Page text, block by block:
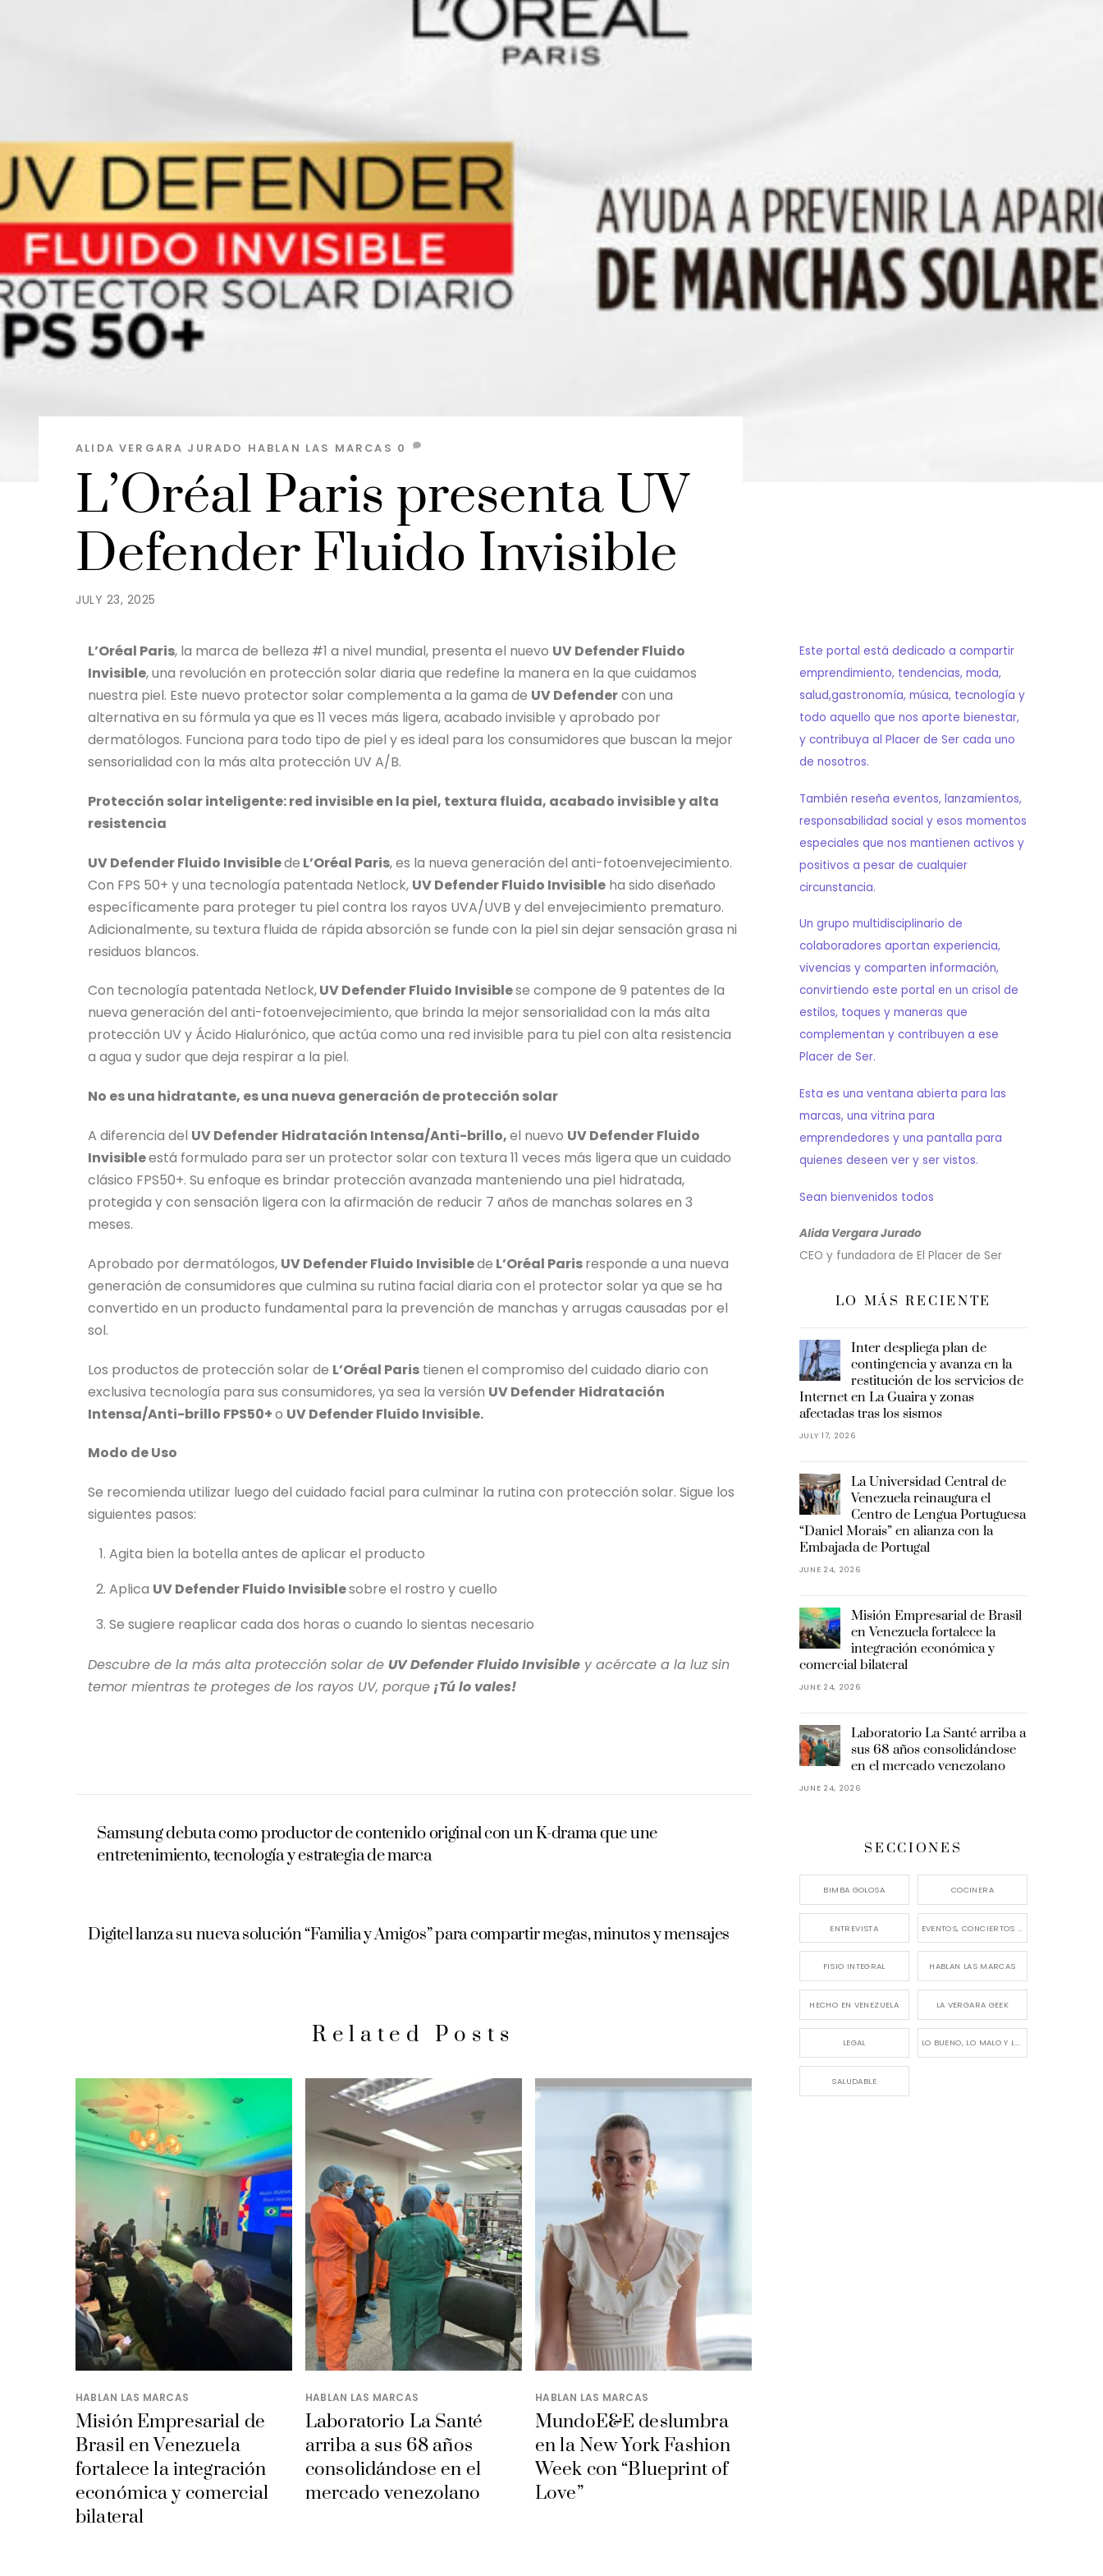
JULY 23, 2025
L’Oréal Paris presenta UV
Defender Fluido Invisible
ALIDA VERGARA JURADO HABLAN LAS MARCAS 0
L’Oréal Paris, la marca de belleza #1 a nivel mundial, presenta el nuevo UV Defender Fluido
Invisible, una revolución en protección solar diaria que redefine la manera en la que cuidamos
nuestra piel. Este nuevo protector solar complementa a la gama de UV Defendercon una
alternativa en su fórmula ya que es 11 veces más ligera, acabado invisible y aprobado por
dermatólogos. Funciona para todo tipo de piel y es ideal para los consumidores que buscan la mejor
sensorialidad con la más alta protección UV A/B.
Protección solar inteligente: red invisible en la piel, textura fluida, acabado invisible y alta
resistencia
UV Defender Fluido Invisiblede L’Oréal Paris, es la nueva generación del anti-fotoenvejecimiento.
Con FPS 50+ y una tecnología patentada Netlock, UV Defender Fluido Invisible ha sido diseñado
específicamente para proteger tu piel contra los rayos UVA/UVB y del envejecimiento prematuro.
Adicionalmente, su textura fluida de rápida absorción se funde con la piel sin dejar sensación grasa ni
residuos blancos.
Con tecnología patentada Netlock,UV Defender Fluido Invisiblese compone de 9 patentes de la
nueva generación del anti-fotoenvejecimiento, que brinda la mejor sensorialidad con la más alta
protección UV y Ácido Hialurónico, que actúa como una red invisible para tu piel con alta resistencia
a agua y sudor que deja respirar a la piel.
No es una hidratante, es una nueva generación de protección solar
A diferencia del UV Defender Hidratación Intensa/Anti-brillo,el nuevo UV Defender Fluido
Invisibleestá formulado para ser un protector solar con textura 11 veces más ligera que un cuidado
clásico FPS50+. Su enfoque es brindar protección avanzada manteniendo una piel hidratada,
protegida y con sensación ligera con la afirmación de reducir 7 años de manchas solares en 3
meses.
Aprobado por dermatólogos, UV Defender Fluido Invisiblede L’Oréal Parisresponde a una nueva
generación de consumidores que culmina su rutina facial diaria con el protector solar ya que se ha
convertido en un producto fundamental para la prevención de manchas y arrugas causadas por el
sol.
Los productos de protección solar de L’Oréal Paris tienen el compromiso del cuidado diario con
exclusiva tecnología para sus consumidores, ya sea la versión UV Defender Hidratación
Intensa/Anti-brillo FPS50+o UV Defender Fluido Invisible.
Modo de Uso
Se recomienda utilizar luego del cuidado facial para culminar la rutina con protección solar. Sigue los
siguientes pasos:
Agita bien la botella antes de aplicar el producto
Aplica UV Defender Fluido Invisiblesobre el rostro y cuello
Se sugiere reaplicar cada dos horas o cuando lo sientas necesario
Descubre de la más alta protección solar de UV Defender Fluido Invisible y acércate a la luz sin
temor mientras te proteges de los rayos UV, porque ¡Tú lo vales!
Samsung debuta como productor de contenido original con un K-drama que une
entretenimiento, tecnología y estrategia de marca
Digitel lanza su nueva solución “Familia y Amigos” para compartir megas, minutos y mensajes
Related Posts
HABLAN LAS MARCAS
Misión Empresarial de
Brasil en Venezuela
fortalece la integración
económica y comercial
bilateral
HABLAN LAS MARCAS
Laboratorio La Santé
arriba a sus 68 años
consolidándose en el
mercado venezolano
HABLAN LAS MARCAS
MundoE&E deslumbra
en la New York Fashion
Week con “Blueprint of
Love”
Este portal está dedicado a compartir
emprendimiento, tendencias, moda,
salud,gastronomía, música, tecnología y
todo aquello que nos aporte bienestar,
y contribuya al Placer de Ser cada uno
de nosotros.
También reseña eventos, lanzamientos,
responsabilidad social y esos momentos
especiales que nos mantienen activos y
positivos a pesar de cualquier
circunstancia.
Un grupo multidisciplinario de
colaboradores aportan experiencia,
vivencias y comparten información,
convirtiendo este portal en un crisol de
estilos, toques y maneras que
complementan y contribuyen a ese
Placer de Ser.
Esta es una ventana abierta para las
marcas, una vitrina para
emprendedores y una pantalla para
quienes deseen ver y ser vistos.
Sean bienvenidos todos
Alida Vergara Jurado
CEO y fundadora de El Placer de Ser
LO MÁS RECIENTE
Inter despliega plan de
contingencia y avanza en la
restitución de los servicios de
Internet en La Guaira y zonas
afectadas tras los sismos
JULY 17, 2026
La Universidad Central de
Venezuela reinaugura el
Centro de Lengua Portuguesa
“Daniel Morais” en alianza con la
Embajada de Portugal
JUNE 24, 2026
Misión Empresarial de Brasil
en Venezuela fortalece la
integración económica y
comercial bilateral
JUNE 24, 2026
Laboratorio La Santé arriba a
sus 68 años consolidándose
en el mercado venezolano
JUNE 24, 2026
SECCIONES
BIMBA GOLOSA COCINERA
ENTREVISTA
FISIO INTEGRAL HABLAN LAS MARCAS
HECHO EN VENEZUELA LA VERGARA GEEK
LEGAL LO BUENO, LO MALO Y LO FEO
SALUDABLE